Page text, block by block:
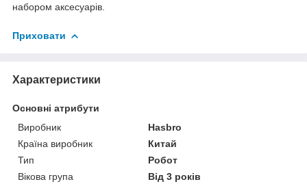
набором аксесуарів.
Приховати
Характеристики
Основні атрибути
Виробник
Hasbro
Країна виробник
Китай
Тип
Робот
Вікова група
Від 3 років